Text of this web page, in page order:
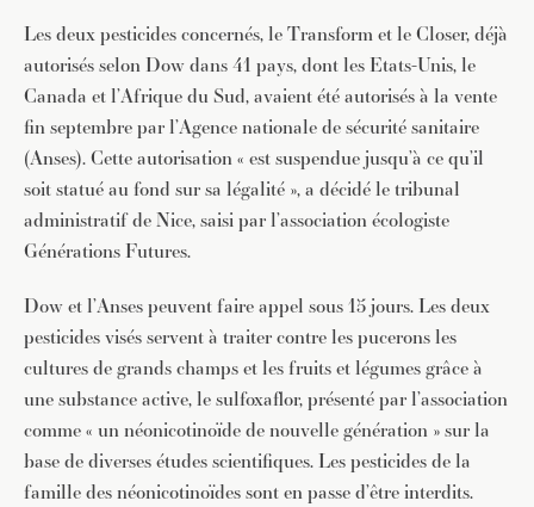
Les deux pesticides concernés, le Transform et le Closer, déjà
autorisés selon Dow dans 41 pays, dont les Etats-Unis, le
Canada et l’Afrique du Sud, avaient été autorisés à la vente
fin septembre par l’Agence nationale de sécurité sanitaire
(Anses). Cette autorisation « est suspendue jusqu’à ce qu’il
soit statué au fond sur sa légalité », a décidé le tribunal
administratif de Nice, saisi par l’association écologiste
Générations Futures.
Dow et l’Anses peuvent faire appel sous 15 jours. Les deux
pesticides visés servent à traiter contre les pucerons les
cultures de grands champs et les fruits et légumes grâce à
une substance active, le sulfoxaflor, présenté par l’association
comme « un néonicotinoïde de nouvelle génération » sur la
base de diverses études scientifiques. Les pesticides de la
famille des néonicotinoïdes sont en passe d’être interdits.